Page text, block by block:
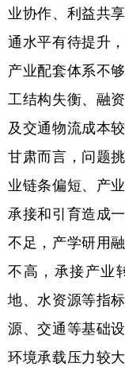
业协作、利益共
通水平有待提升
产业配套体系不
工结构失衡、融
及交通物流成本
甘肃而言，问题
业链条偏短、产
承接和引育造成
不足，产学研用
不高，承接产业
地、水资源等指
源、交通等基础
环境承载压力较